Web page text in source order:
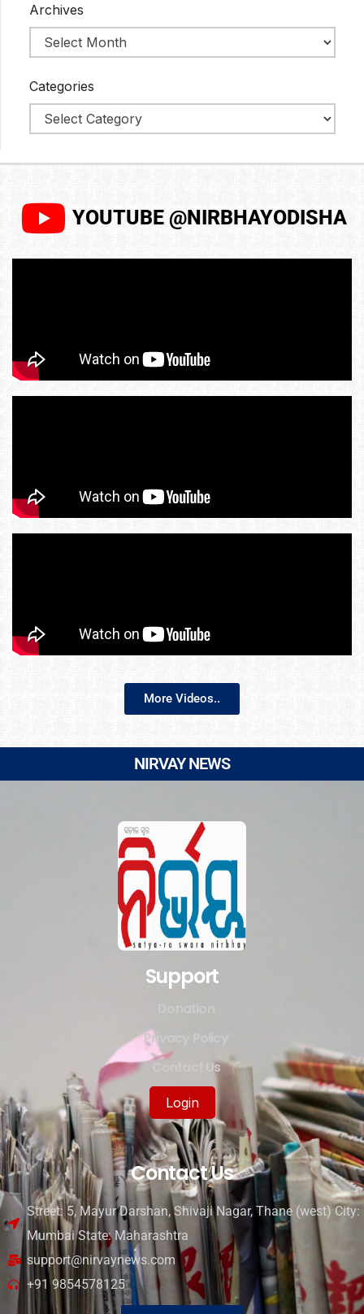
Archives
Categories
YOUTUBE @NIRBHAYODISHA
More Videos..
NIRVAY NEWS
Support
Privacy Policy
Contact Us
Login
Contact Us
Street: 5, Mayur Darshan, Shivaji Nagar, Thane (west) City:
Mumbai State: Maharashtra
support@nirvaynews.com
+91 9854578125